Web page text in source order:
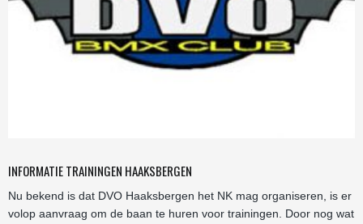
INFORMATIE TRAININGEN HAAKSBERGEN
Nu bekend is dat DVO Haaksbergen het NK mag organiseren, is er
volop aanvraag om de baan te huren voor trainingen. Door nog wat